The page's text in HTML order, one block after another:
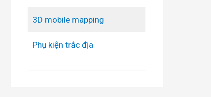
3D mobile mapping
Phụ kiện trắc địa